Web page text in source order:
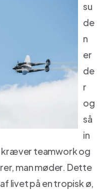
su
de
n
er
de
r
og
så
in
teamwork og
man møder. Dette
livet på en tropisk ø,